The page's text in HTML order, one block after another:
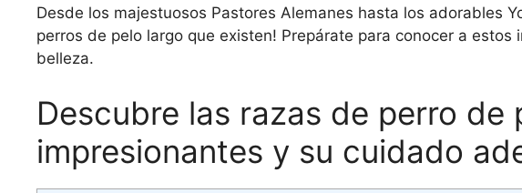
Desde los majestuosos Pastores Alemanes hasta los adorables
perros de pelo largo que existen! Prepárate para conocer a
belleza.
Descubre las razas de perro de
impresionantes y su cuidado